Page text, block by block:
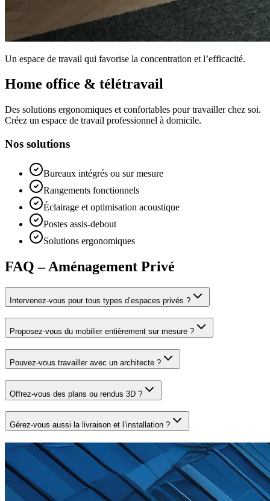
Un espace de travail qui favorise la concentration et l’efficacité.
Home office & télétravail
Des solutions ergonomiques et confortables pour travailler chez soi.
Créez un espace de travail professionnel à domicile.
Nos solutions
Bureaux intégrés ou sur mesure
Rangements fonctionnels
Éclairage et optimisation acoustique
Postes assis-debout
Solutions ergonomiques
FAQ – Aménagement Privé
Intervenez-vous pour tous types d’espaces privés ?
Proposez-vous du mobilier entièrement sur mesure ?
Pouvez-vous travailler avec un architecte ?
Offrez-vous des plans ou rendus 3D ?
Gérez-vous aussi la livraison et l’installation ?